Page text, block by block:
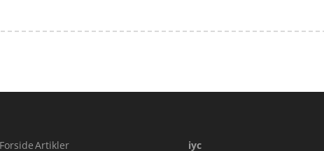
ForsideArtikler iyc